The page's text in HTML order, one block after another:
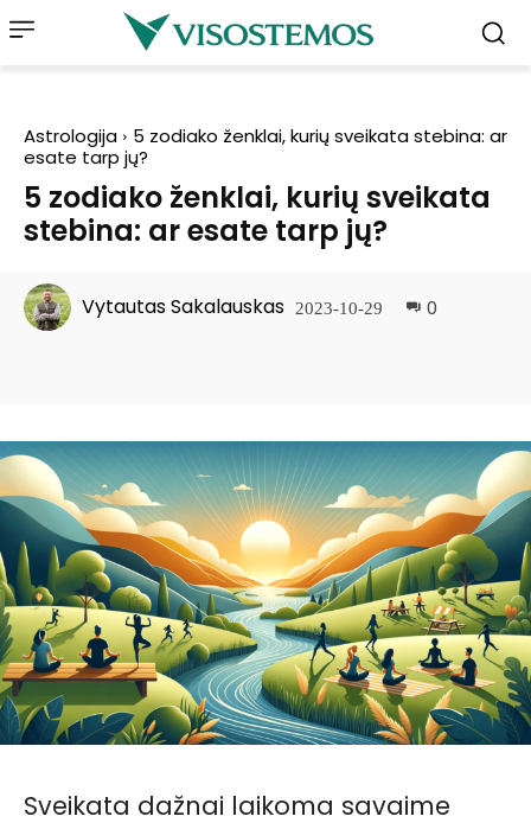
Astrologija
5 zodiako ženklai, kurių sveikata stebina: ar
esate tarp jų?
5 zodiako ženklai, kurių sveikata
stebina: ar esate tarp jų?
Vytautas Sakalauskas 2023-10-29 0
Sveikata dažnai laikoma savaime